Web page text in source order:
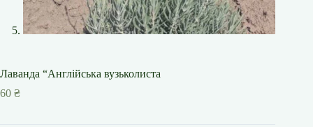
Лаванда “Англійська вузьколиста
60 ₴